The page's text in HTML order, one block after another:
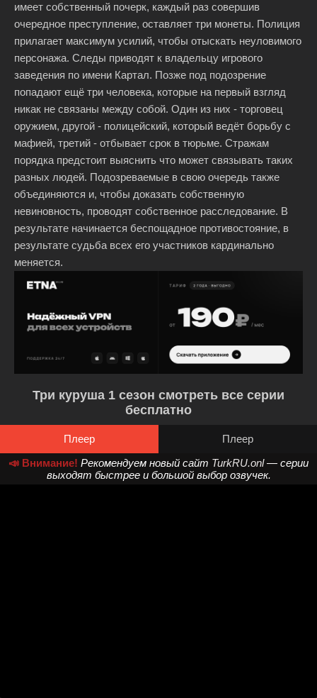
имеет собственный почерк, каждый раз совершив
очередное преступление, оставляет три монеты. Полиция
прилагает максимум усилий, чтобы отыскать неуловимого
персонажа. Следы приводят к владельцу игрового
заведения по имени Картал. Позже под подозрение
попадают ещё три человека, которые на первый взгляд
никак не связаны между собой. Один из них - торговец
оружием, другой - полицейский, который ведёт борьбу с
мафией, третий - отбывает срок в тюрьме. Стражам
порядка предстоит выяснить что может связывать таких
разных людей. Подозреваемые в свою очередь также
объединяются и, чтобы доказать собственную
невиновность, проводят собственное расследование. В
результате начинается беспощадное противостояние, в
результате судьба всех его участников кардинально
меняется.
Три куруша 1 сезон смотреть все серии
бесплатно
Плеер
Плеер
📣 Внимание! Рекомендуем новый сайт TurkRU.onl— серии
выходят быстрее и большой выбор озвучек.